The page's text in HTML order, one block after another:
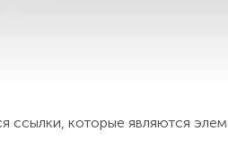
ссылки, которые являются